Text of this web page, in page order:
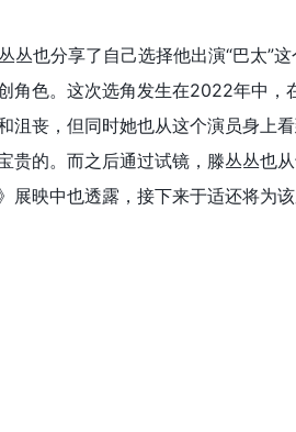
丛也分享了自己选择他出演“巴太”
角色。这次选角发生在2022年中，
沮丧，但同时她也从这个演员身上
贵的。而之后通过试镜，滕丛丛也
展映中也透露，接下来于适还将为